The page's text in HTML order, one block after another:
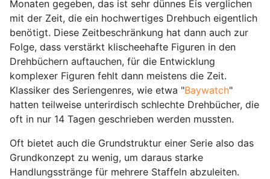
Monaten gegeben, das ist sehr dünnes Eis verglichen
mit der Zeit, die ein hochwertiges Drehbuch eigentlich
benötigt. Diese Zeitbeschränkung hat dann auch zur
Folge, dass verstärkt klischeehafte Figuren in den
Drehbüchern auftauchen, für die Entwicklung
komplexer Figuren fehlt dann meistens die Zeit.
Klassiker des Seriengenres, wie etwa "Baywatch"
hatten teilweise unterirdisch schlechte Drehbücher, die
oft in nur 14 Tagen geschrieben werden mussten.
Oft bietet auch die Grundstruktur einer Serie also das
Grundkonzept zu wenig, um daraus starke
Handlungsstränge für mehrere Staffeln abzuleiten.